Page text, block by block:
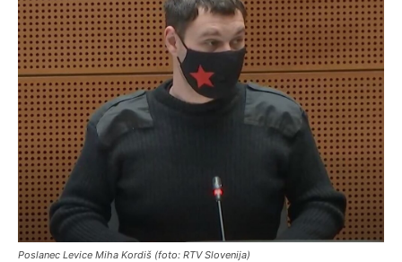
Poslanec Levice Miha Kordiš (foto: RTV Slovenija)